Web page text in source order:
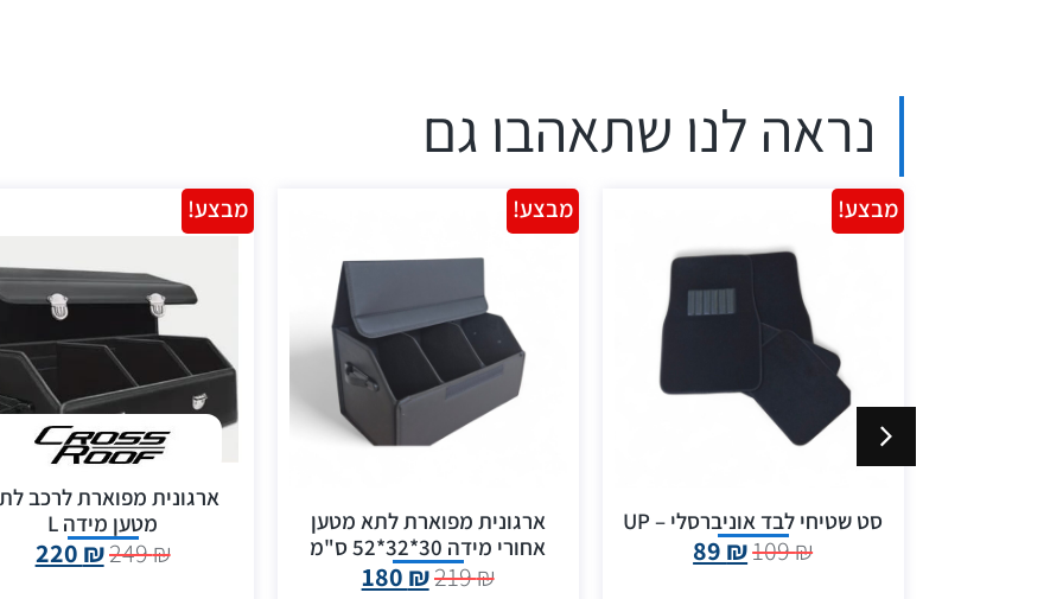
נראה לנו שתאהבו גם
סט שטיחי לבד אוניברסלי – UP
109₪
89 ₪
מבצע!
ארגונית מפוארת לתא מטען
אחורי מידה 30*32*52 ס"מ
219₪
180 ₪
מבצע!
ארגונית מפוארת לרכב
מטען מידה L
249₪
220 ₪
מבצע!